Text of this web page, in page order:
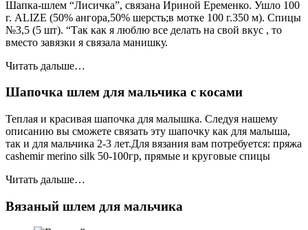
Шапка-шлем “Лисичка”, связана Ириной Еременко. Ушло 100
г. ALIZE (50% ангора,50% шерсть;в мотке 100 г.350 м). Спицы
№3,5 (5 шт). “Так как я люблю все делать на свой вкус , то
вместо завязки я связала манишку.
Читать дальше…
Шапочка шлем для мальчика с косами
Теплая и красивая шапочка для малышка. Следуя нашему
описанию вы сможете связать эту шапочку как для малыша,
так и для мальчика 2-3 лет.Для вязания вам потребуется: пряжа
cashemir merino silk 50-100гр, прямые и круговые спицы
Читать дальше…
Вязаный шлем для мальчика